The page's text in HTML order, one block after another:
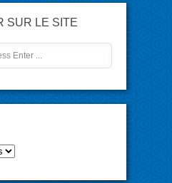
SUR LE SITE